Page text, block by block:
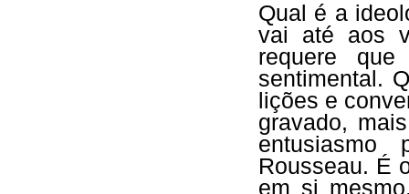
Qual é a
vai até aos
requere
sentimental.
lições e
gravado,
Rousseau. É
em si